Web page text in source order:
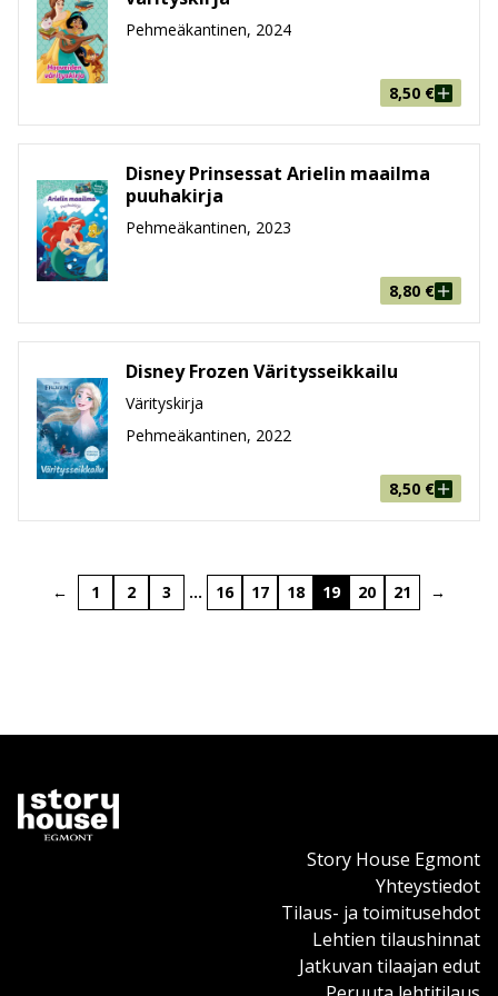
Pehmeäkantinen, 2024
8,50 €
Disney Prinsessat Arielin maailma
puuhakirja
Pehmeäkantinen, 2023
8,80 €
Disney Frozen Väritysseikkailu
Värityskirja
Pehmeäkantinen, 2022
8,50 €
← 1 2 3 … 16 17 18 19 20 21 →
Story House Egmont
Yhteystiedot
Tilaus- ja toimitusehdot
Lehtien tilaushinnat
Jatkuvan tilaajan edut